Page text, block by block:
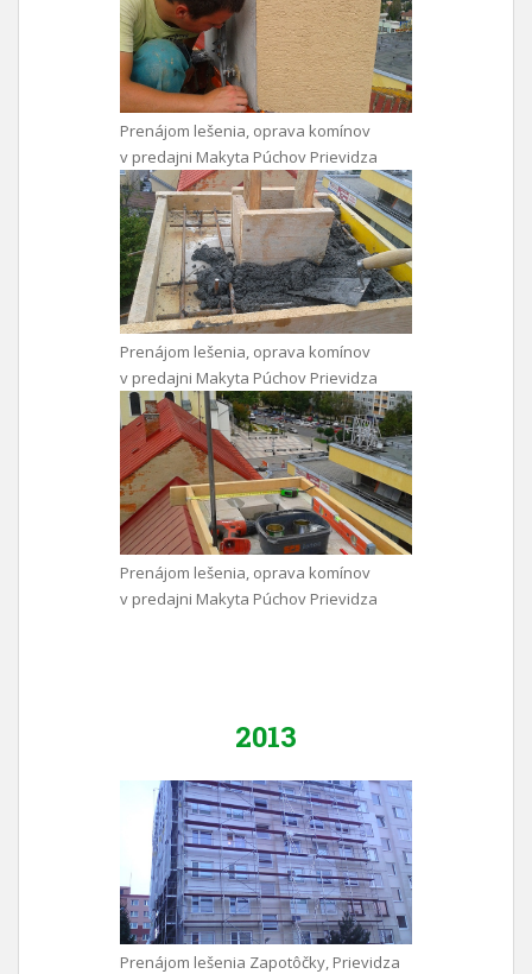
Prenájom lešenia, oprava komínov
v predajni Makyta Púchov Prievidza
Prenájom lešenia, oprava komínov
v predajni Makyta Púchov Prievidza
Prenájom lešenia, oprava komínov
v predajni Makyta Púchov Prievidza
2013
Prenájom lešenia Zapotôčky, Prievidza